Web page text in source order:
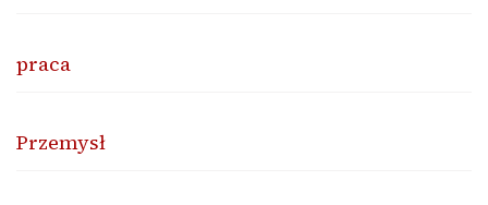
praca
Przemysł